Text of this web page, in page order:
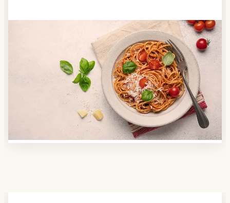
Anbieter finden
Nutzen Sie unsere große Mahlzeiten-Dienst-Suche,
um herauszufinden, welche Anbieter es in Ihrer
Region gibt und welcher am besten zu Ihnen passt.
Verschaffen Sie sich auch einen Überblick über die
Essen auf Rädern-Kosten.